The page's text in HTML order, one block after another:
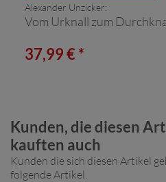
Alexander Unzicker:
Vom Urknall zum
37,99 € *
Kunden, die diesen
kauften auch
Kunden die sich diesen Artikel
folgende Artikel.